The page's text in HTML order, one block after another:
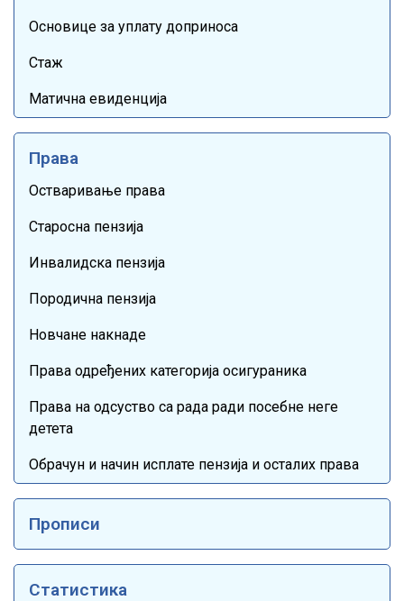
Основице за уплату доприноса
Стаж
Матична евиденција
Права
Остваривање права
Старосна пензија
Инвалидска пензија
Породична пензија
Новчане накнаде
Права одређених категорија осигураника
Права на одсуство са рада ради посебне неге
детета
Обрачун и начин исплате пензија и осталих права
Прописи
Статистика